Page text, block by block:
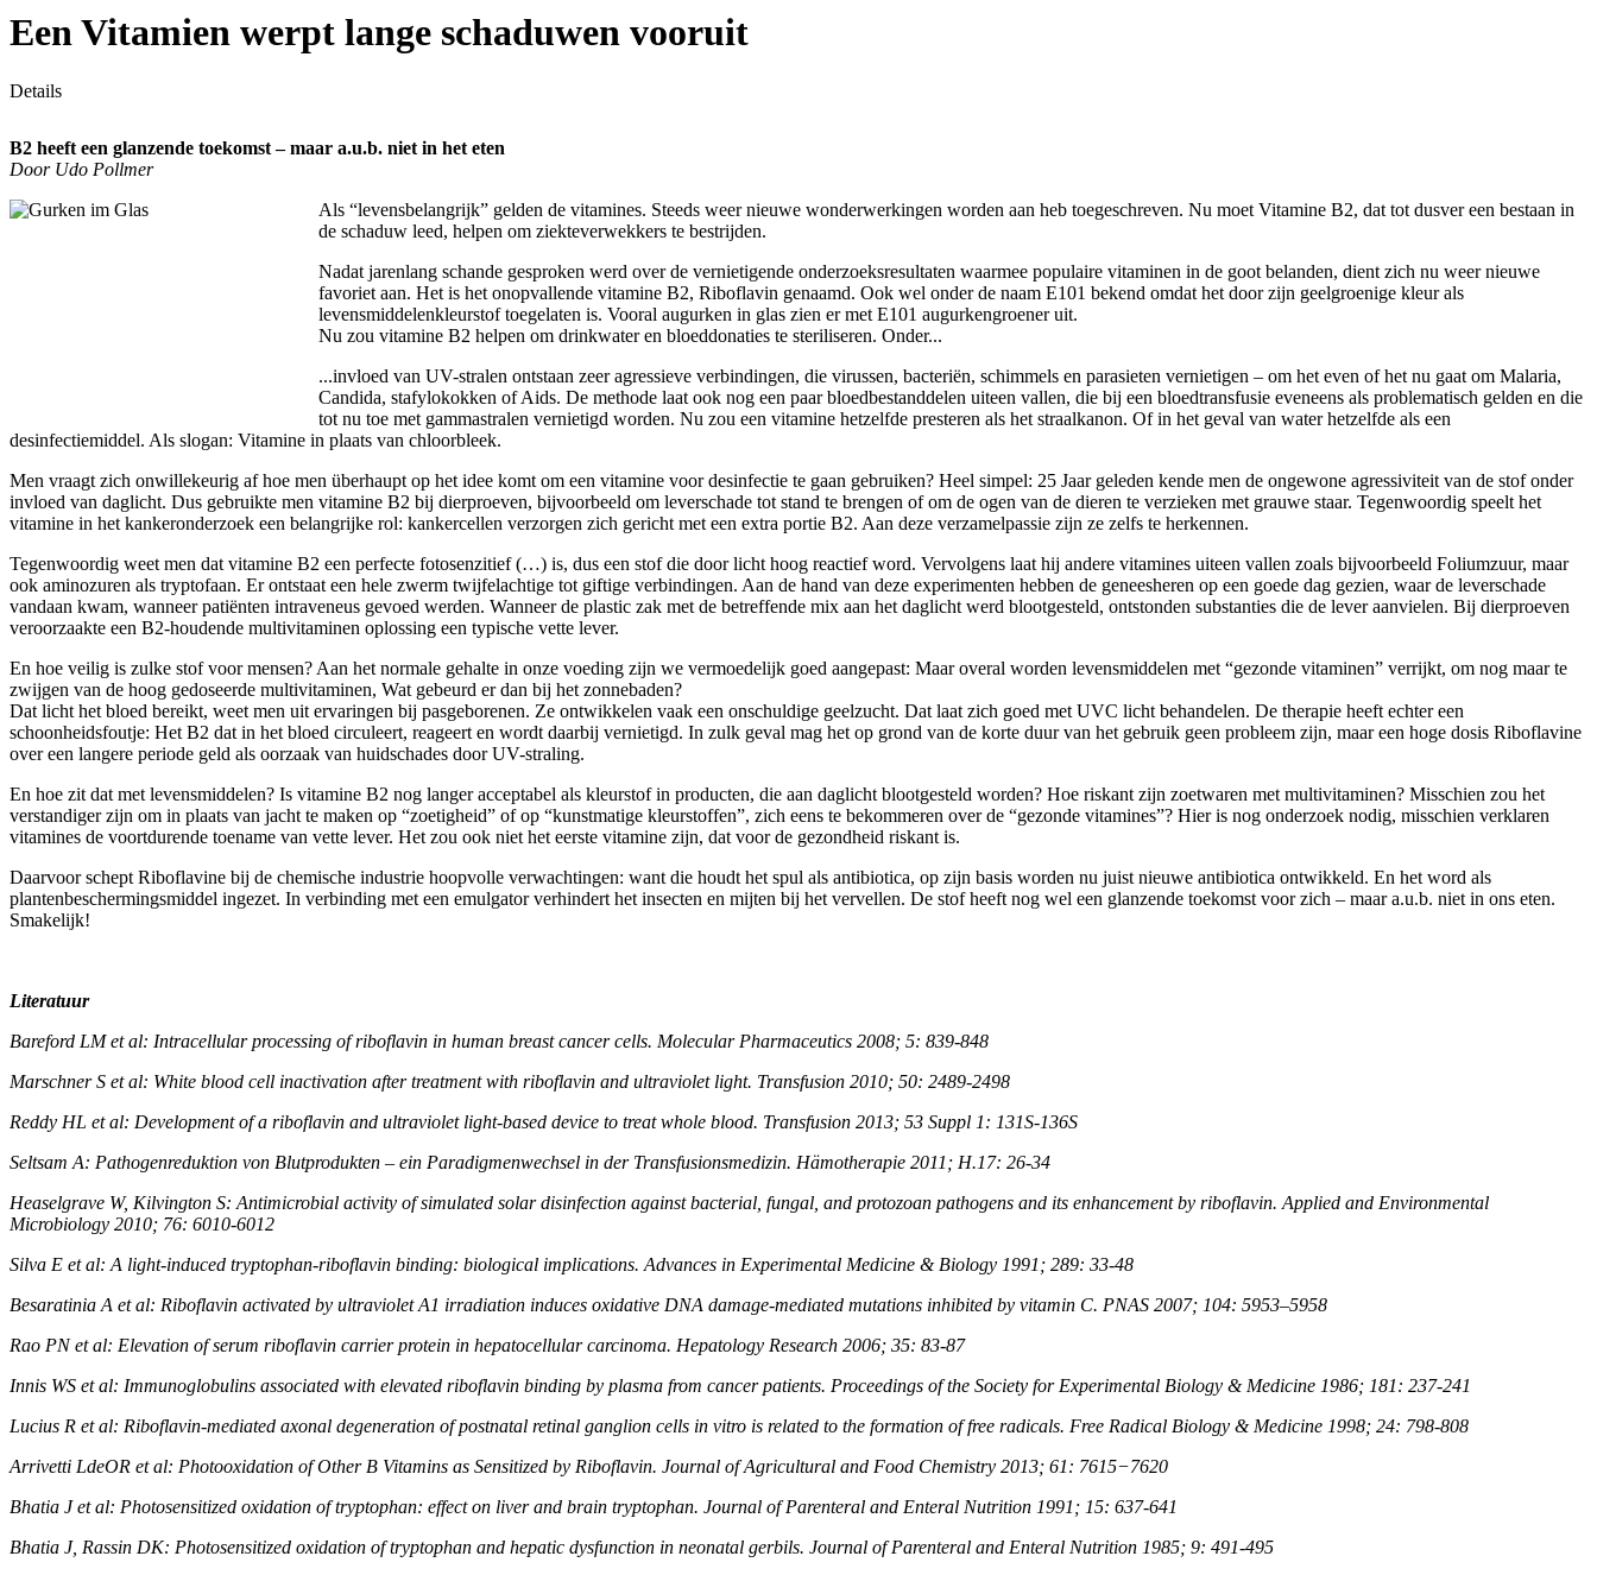
Een Vitamien werpt lange schaduwen vooruit
Details
B2 heeft een glanzende toekomst – maar a.u.b. niet in het eten
Door Udo Pollmer
Als “levensbelangrijk” gelden de vitamines. Steeds weer nieuwe wonderwerkingen worden aan heb toegeschreven. Nu moet Vitamine B2, dat tot dusver een bestaan in
de schaduw leed, helpen om ziekteverwekkers te bestrijden.
Nadat jarenlang schande gesproken werd over de vernietigende onderzoeksresultaten waarmee populaire vitaminen in de goot belanden, dient zich nu weer nieuwe
favoriet aan. Het is het onopvallende vitamine B2, Riboflavin genaamd. Ook wel onder de naam E101 bekend omdat het door zijn geelgroenige kleur als
levensmiddelenkleurstof toegelaten is. Vooral augurken in glas zien er met E101 augurkengroener uit.
Nu zou vitamine B2 helpen om drinkwater en bloeddonaties te steriliseren. Onder...
...invloed van UV-stralen ontstaan zeer agressieve verbindingen, die virussen, bacteriën, schimmels en parasieten vernietigen – om het even of het nu gaat om Malaria,
Candida, stafylokokken of Aids. De methode laat ook nog een paar bloedbestanddelen uiteen vallen, die bij een bloedtransfusie eveneens als problematisch gelden en die
tot nu toe met gammastralen vernietigd worden. Nu zou een vitamine hetzelfde presteren als het straalkanon. Of in het geval van water hetzelfde als een
desinfectiemiddel. Als slogan: Vitamine in plaats van chloorbleek.
Men vraagt zich onwillekeurig af hoe men überhaupt op het idee komt om een vitamine voor desinfectie te gaan gebruiken? Heel simpel: 25 Jaar geleden kende men de ongewone agressiviteit van de stof onder
invloed van daglicht. Dus gebruikte men vitamine B2 bij dierproeven, bijvoorbeeld om leverschade tot stand te brengen of om de ogen van de dieren te verzieken met grauwe staar. Tegenwoordig speelt het
vitamine in het kankeronderzoek een belangrijke rol: kankercellen verzorgen zich gericht met een extra portie B2. Aan deze verzamelpassie zijn ze zelfs te herkennen.
Tegenwoordig weet men dat vitamine B2 een perfecte fotosenzitief (…) is, dus een stof die door licht hoog reactief word. Vervolgens laat hij andere vitamines uiteen vallen zoals bijvoorbeeld Foliumzuur, maar
ook aminozuren als tryptofaan. Er ontstaat een hele zwerm twijfelachtige tot giftige verbindingen. Aan de hand van deze experimenten hebben de geneesheren op een goede dag gezien, waar de leverschade
vandaan kwam, wanneer patiënten intraveneus gevoed werden. Wanneer de plastic zak met de betreffende mix aan het daglicht werd blootgesteld, ontstonden substanties die de lever aanvielen. Bij dierproeven
veroorzaakte een B2-houdende multivitaminen oplossing een typische vette lever.
En hoe veilig is zulke stof voor mensen? Aan het normale gehalte in onze voeding zijn we vermoedelijk goed aangepast: Maar overal worden levensmiddelen met “gezonde vitaminen” verrijkt, om nog maar te
zwijgen van de hoog gedoseerde multivitaminen, Wat gebeurd er dan bij het zonnebaden?
Dat licht het bloed bereikt, weet men uit ervaringen bij pasgeborenen. Ze ontwikkelen vaak een onschuldige geelzucht. Dat laat zich goed met UVC licht behandelen. De therapie heeft echter een
schoonheidsfoutje: Het B2 dat in het bloed circuleert, reageert en wordt daarbij vernietigd. In zulk geval mag het op grond van de korte duur van het gebruik geen probleem zijn, maar een hoge dosis Riboflavine
over een langere periode geld als oorzaak van huidschades door UV-straling.
En hoe zit dat met levensmiddelen? Is vitamine B2 nog langer acceptabel als kleurstof in producten, die aan daglicht blootgesteld worden? Hoe riskant zijn zoetwaren met multivitaminen? Misschien zou het
verstandiger zijn om in plaats van jacht te maken op “zoetigheid” of op “kunstmatige kleurstoffen”, zich eens te bekommeren over de “gezonde vitamines”? Hier is nog onderzoek nodig, misschien verklaren
vitamines de voortdurende toename van vette lever. Het zou ook niet het eerste vitamine zijn, dat voor de gezondheid riskant is.
Daarvoor schept Riboflavine bij de chemische industrie hoopvolle verwachtingen: want die houdt het spul als antibiotica, op zijn basis worden nu juist nieuwe antibiotica ontwikkeld. En het word als
plantenbeschermingsmiddel ingezet. In verbinding met een emulgator verhindert het insecten en mijten bij het vervellen. De stof heeft nog wel een glanzende toekomst voor zich – maar a.u.b. niet in ons eten.
Smakelijk!
Literatuur
Bareford LM et al: Intracellular processing of riboflavin in human breast cancer cells. Molecular Pharmaceutics 2008; 5: 839-848
Marschner S et al: White blood cell inactivation after treatment with riboflavin and ultraviolet light. Transfusion 2010; 50: 2489-2498
Reddy HL et al: Development of a riboflavin and ultraviolet light-based device to treat whole blood. Transfusion 2013; 53 Suppl 1: 131S-136S
Seltsam A: Pathogenreduktion von Blutprodukten – ein Paradigmenwechsel in der Transfusionsmedizin. Hämotherapie 2011; H.17: 26-34
Heaselgrave W, Kilvington S: Antimicrobial activity of simulated solar disinfection against bacterial, fungal, and protozoan pathogens and its enhancement by riboflavin. Applied and Environmental
Microbiology 2010; 76: 6010-6012
Silva E et al: A light-induced tryptophan-riboflavin binding: biological implications. Advances in Experimental Medicine & Biology 1991; 289: 33-48
Besaratinia A et al: Riboflavin activated by ultraviolet A1 irradiation induces oxidative DNA damage-mediated mutations inhibited by vitamin C. PNAS 2007; 104: 5953–5958
Rao PN et al: Elevation of serum riboflavin carrier protein in hepatocellular carcinoma. Hepatology Research 2006; 35: 83-87
Innis WS et al: Immunoglobulins associated with elevated riboflavin binding by plasma from cancer patients. Proceedings of the Society for Experimental Biology & Medicine 1986; 181: 237-241
Lucius R et al: Riboflavin-mediated axonal degeneration of postnatal retinal ganglion cells in vitro is related to the formation of free radicals. Free Radical Biology & Medicine 1998; 24: 798-808
Arrivetti LdeOR et al: Photooxidation of Other B Vitamins as Sensitized by Riboflavin. Journal of Agricultural and Food Chemistry 2013; 61: 7615−7620
Bhatia J et al: Photosensitized oxidation of tryptophan: effect on liver and brain tryptophan. Journal of Parenteral and Enteral Nutrition 1991; 15: 637-641
Bhatia J, Rassin DK: Photosensitized oxidation of tryptophan and hepatic dysfunction in neonatal gerbils. Journal of Parenteral and Enteral Nutrition 1985; 9: 491-495